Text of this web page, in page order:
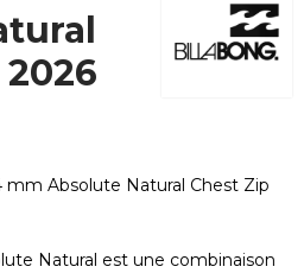
mm Absolute Natural Chest Zip
Natural est une combinaison